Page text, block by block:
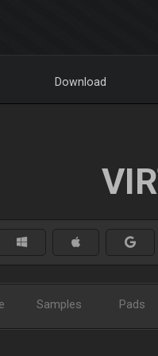
Download
Samples Pads